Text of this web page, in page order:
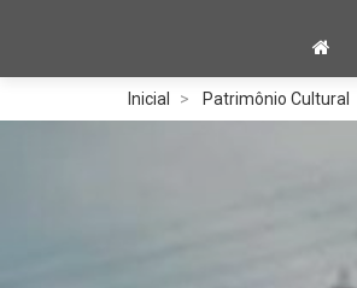
busca
do
Inicial Patrimônio Cultural